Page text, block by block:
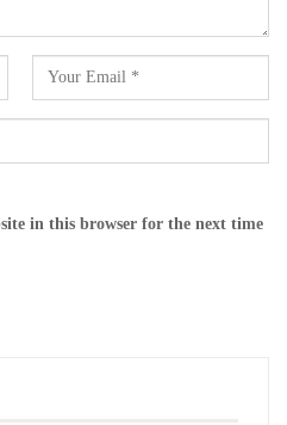
in this browser for the next time